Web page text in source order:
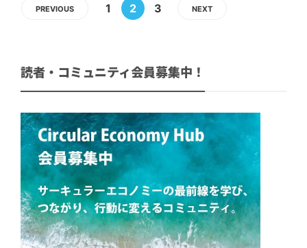
PREVIOUS 1 2 3 NEXT
読者・コミュニティ会員募集中！